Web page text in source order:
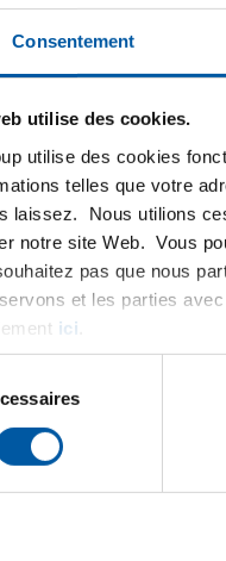
Consentement
utilise des cookies.
utilise des cookies
telles que votre
laissez. Nous utilions
notre site Web. Vous
pas que nous
et les parties
ici
Aluminium
tube rectangulaire EN
tube rectangulaire EN
tube rectangulaire EN
tube rectangulaire EN
tube rectangulaire EN